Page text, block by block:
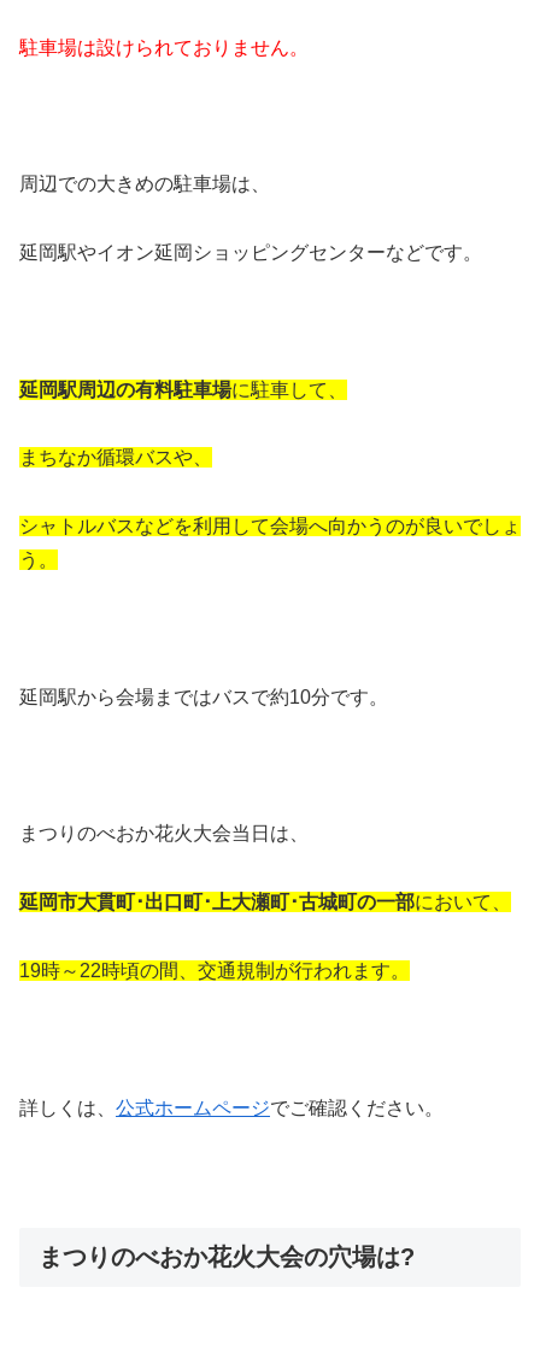
駐車場は設けられておりません。
周辺での大きめの駐車場は、
延岡駅やイオン延岡ショッピングセンターなどです。
延岡駅周辺の有料駐車場に駐車して、
まちなか循環バスや、
シャトルバスなどを利用して会場へ向かうのが良いでしょ
う。
延岡駅から会場まではバスで約10分です。
まつりのべおか花火大会当日は、
延岡市大貫町･出口町･上大瀬町･古城町の一部において、
19時～22時頃の間、交通規制が行われます。
詳しくは、 公式ホームページでご確認ください。
まつりのべおか花火大会の穴場は?